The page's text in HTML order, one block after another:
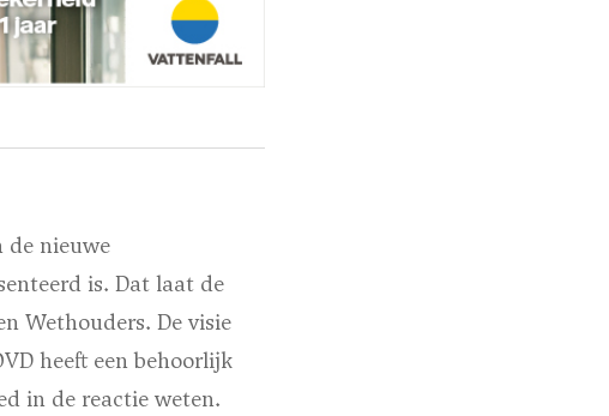
de nieuwe
is. Dat laat de
Wethouders. De visie
heeft een behoorlijk
in de reactie weten.